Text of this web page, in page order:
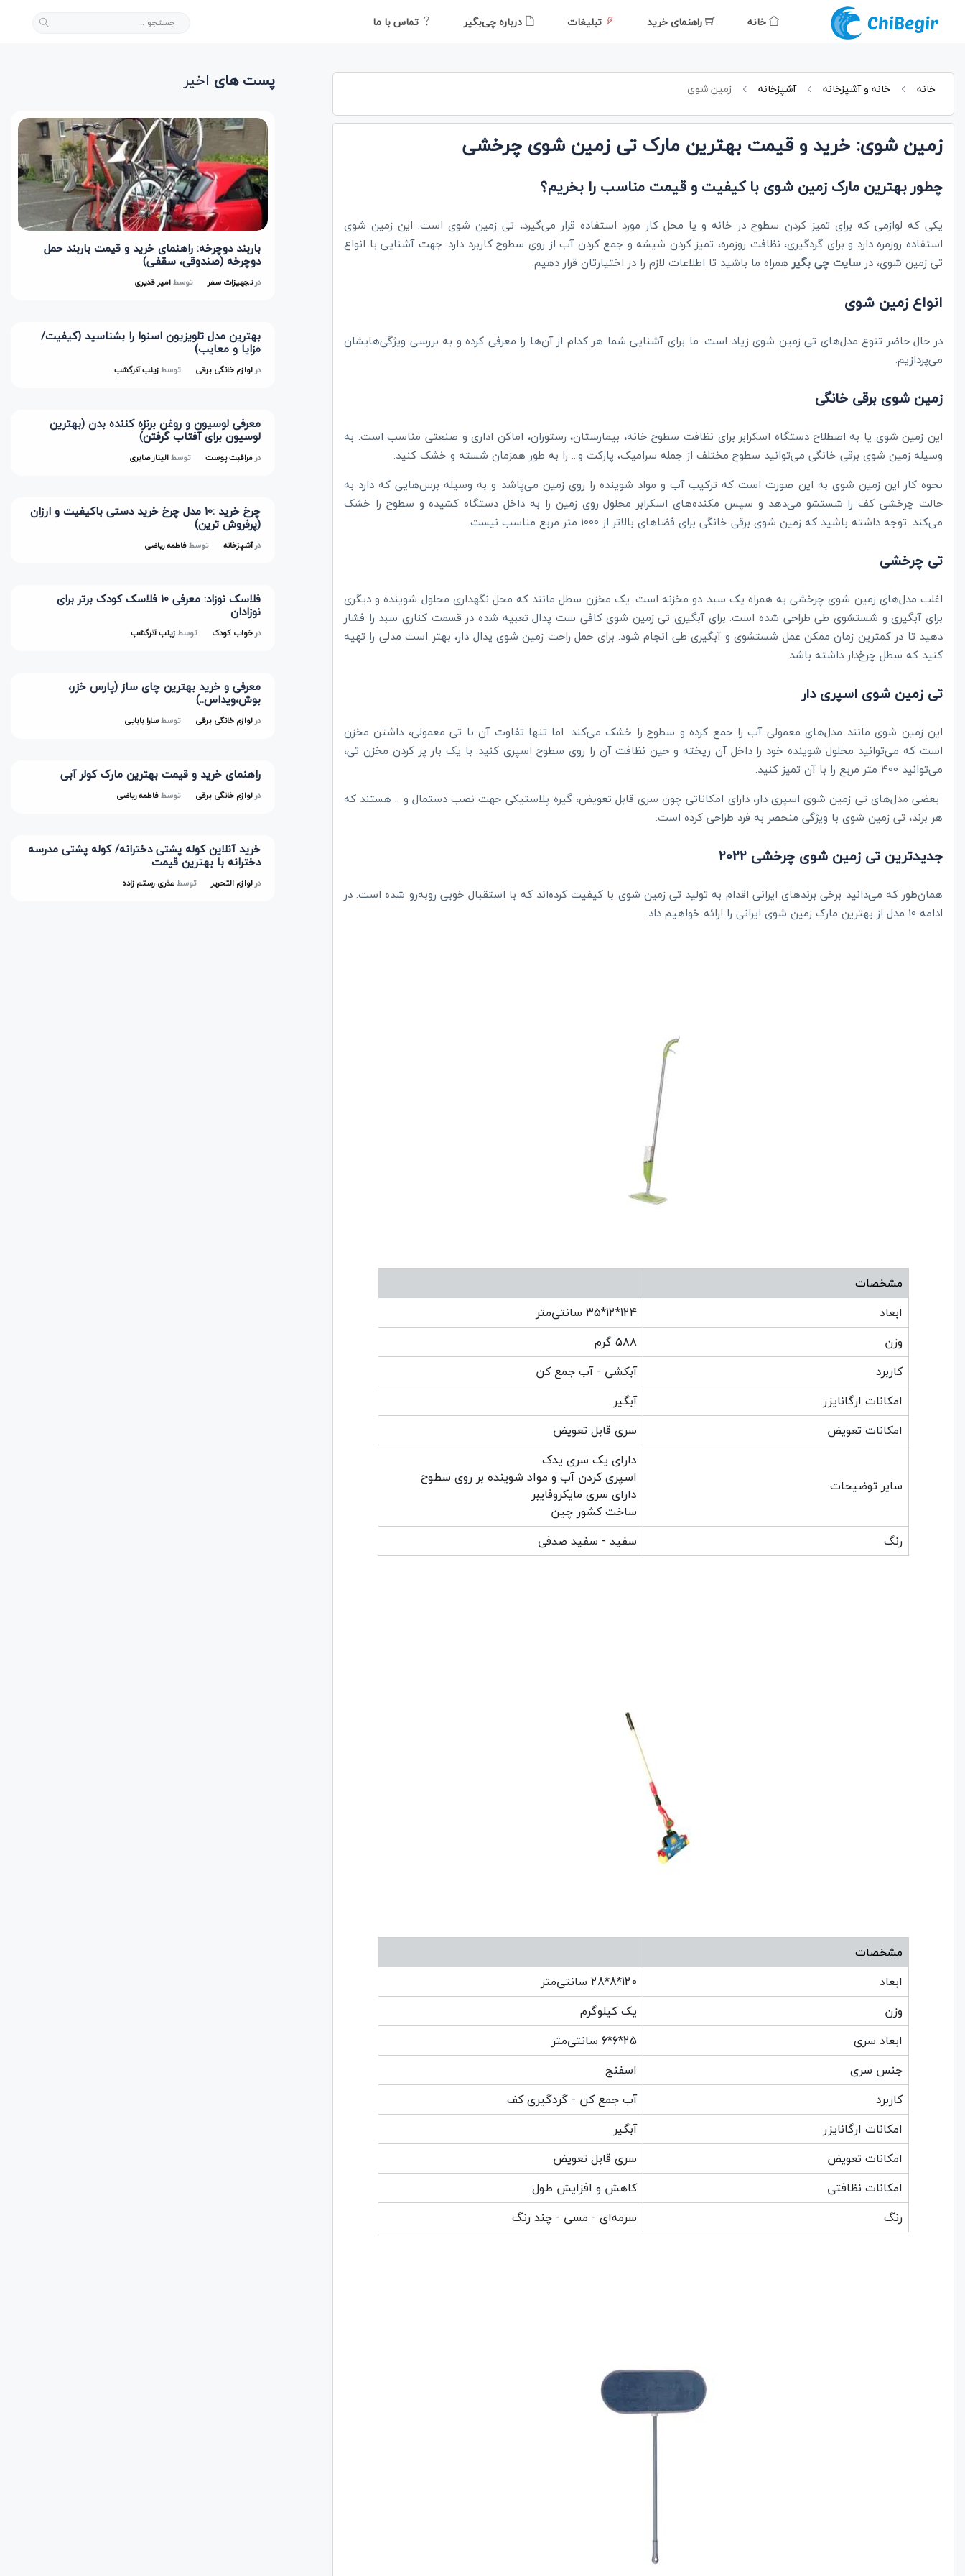
خانه راهنمای خرید تبلیغات درباره چی‌بگیر تماس با ما
خانه خانه و آشپزخانه آشپزخانه زمین شوی
زمین شوی: خرید و قیمت بهترین مارک تی زمین شوی چرخشی
چطور بهترین مارک زمین شوی با کیفیت و قیمت مناسب را بخریم؟
یکی که لوازمی که برای تمیز کردن سطوح در خانه و یا محل کار مورد استفاده قرار می‌گیرد، تی زمین شوی است. این زمین شوی
استفاده روزمره دارد و برای گردگیری، نظافت روزمره، تمیز کردن شیشه و جمع کردن آب از روی سطوح کاربرد دارد. جهت آشنایی با انواع
تی زمین شوی، در سایت چی بگیر همراه ما باشید تا اطلاعات لازم را در اختیارتان قرار دهیم.
انواع زمین شوی
در حال حاضر تنوع مدل‌های تی زمین شوی زیاد است. ما برای آشنایی شما هر کدام از آن‌ها را معرفی کرده و به بررسی ویژگی‌هایشان
می‌پردازیم.
زمین شوی برقی خانگی
این زمین شوی یا به اصطلاح دستگاه اسکرابر برای نظافت سطوح خانه، بیمارستان، رستوران، اماکن اداری و صنعتی مناسب است. به
وسیله زمین شوی برقی خانگی می‌توانید سطوح مختلف از جمله سرامیک، پارکت و... را به طور همزمان شسته و خشک کنید.
نحوه کار این زمین شوی به این صورت است که ترکیب آب و مواد شوینده را روی زمین می‌پاشد و به وسیله برس‌هایی که دارد به
حالت چرخشی کف را شستشو می‌دهد و سپس مکنده‌های اسکرابر محلول روی زمین را به داخل دستگاه کشیده و سطوح را خشک
می‌کند. توجه داشته باشید که زمین شوی برقی خانگی برای فضاهای بالاتر از 1000 متر مربع مناسب نیست.
تی چرخشی
اغلب مدل‌های زمین شوی چرخشی به همراه یک سبد دو مخزنه است. یک مخزن سطل مانند که محل نگهداری محلول شوینده و دیگری
برای آبگیری و شستشوی طی طراحی شده است. برای آبگیری تی زمین شوی کافی ست پدال تعبیه شده در قسمت کناری سبد را فشار
دهید تا در کمترین زمان ممکن عمل شستشوی و آبگیری طی انجام شود. برای حمل راحت زمین شوی پدال دار، بهتر است مدلی را تهیه
کنید که سطل چرخ‌دار داشته باشد.
تی زمین شوی اسپری دار
این زمین شوی مانند مدل‌های معمولی آب را جمع کرده و سطوح را خشک می‌کند. اما تنها تفاوت آن با تی معمولی، داشتن مخزن
است که می‌توانید محلول شوینده خود را داخل آن ریخته و حین نظافت آن را روی سطوح اسپری کنید. با یک بار پر کردن مخزن تی،
می‌توانید 400 متر مربع را با آن تمیز کنید.
بعضی مدل‌های تی زمین شوی اسپری دار، دارای امکاناتی چون سری قابل تعویض، گیره پلاستیکی جهت نصب دستمال و .. هستند که
هر برند، تی زمین شوی با ویژگی منحصر به فرد طراحی کرده است.
جدیدترین تی زمین شوی چرخشی 2022
همان‌طور که می‌دانید برخی برند‌های ایرانی اقدام به تولید تی زمین شوی با کیفیت کرده‌اند که با استقبال خوبی رو‌به‌رو شده است. در
ادامه 10 مدل از بهترین مارک زمین شوی ایرانی را ارائه خواهیم داد.
مشخصات
ابعاد
124*12*35 سانتی‌متر
وزن
588 گرم
کاربرد
آبکشی - آب جمع کن
امکانات ارگانایزر
آبگیر
امکانات تعویض
سری قابل تعویض
سایر توضیحات
دارای یک سری یدک
اسپری کردن آب و مواد شوینده بر روی سطوح
دارای سری مایکروفایبر
ساخت کشور چین
رنگ
سفید - سفید صدفی
مشخصات
ابعاد
120*8*28 سانتی‌متر
وزن
یک کیلوگرم
ابعاد سری
25*6*6 سانتی‌متر
جنس سری
اسفنج
کاربرد
آب جمع کن - گردگیری کف
امکانات ارگانایزر
آبگیر
امکانات تعویض
سری قابل تعویض
امکانات نظافتی
کاهش و افزایش طول
رنگ
سرمه‌ای - مسی - چند رنگ
پست های اخیر
باربند دوچرخه: راهنمای خرید و قیمت باربند حمل
دوچرخه (صندوقی، سقفی)
درتجهیزات سفر توسطامیر قدیری
بهترین مدل تلویزیون اسنوا را بشناسید (کیفیت/
مزایا و معایب)
درلوازم خانگی برقی توسطزینب آذرگشب
معرفی لوسیون و روغن برنزه کننده بدن (بهترین
لوسیون برای آفتاب گرفتن)
درمراقبت پوست توسطالیناز صابری
چرخ خرید :10 مدل چرخ خرید دستی باکیفیت و ارزان
(پرفروش ترین)
درآشپزخانه توسطفاطمه ریاضی
فلاسک نوزاد: معرفی 10 فلاسک کودک برتر برای
نوزادان
درخواب کودک توسطزینب آذرگشب
معرفی و خرید بهترین چای ساز (پارس خزر،
بوش،ویداس..)
درلوازم خانگی برقی توسطسارا بابایی
راهنمای خرید و قیمت بهترین مارک کولر آبی
درلوازم خانگی برقی توسطفاطمه ریاضی
خرید آنلاین کوله پشتی دخترانه/ کوله پشتی مدرسه
دخترانه با بهترین قیمت
درلوازم التحریر توسطعذری رستم زاده